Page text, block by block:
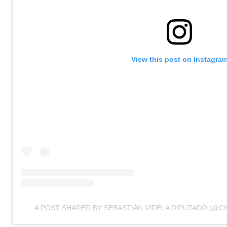
View this post on
A POST SHARED BY SEBASTIÁN VIDELA DIPUTADO